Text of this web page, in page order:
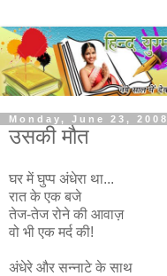
Monday, June 23, 2008
उसकी मौत
घर में घुप्प अंधेरा था...
रात के एक बजे
तेज-तेज रोने की आवाज़
वो भी एक मर्द की!
अंधेरे और सन्नाटे के साथ